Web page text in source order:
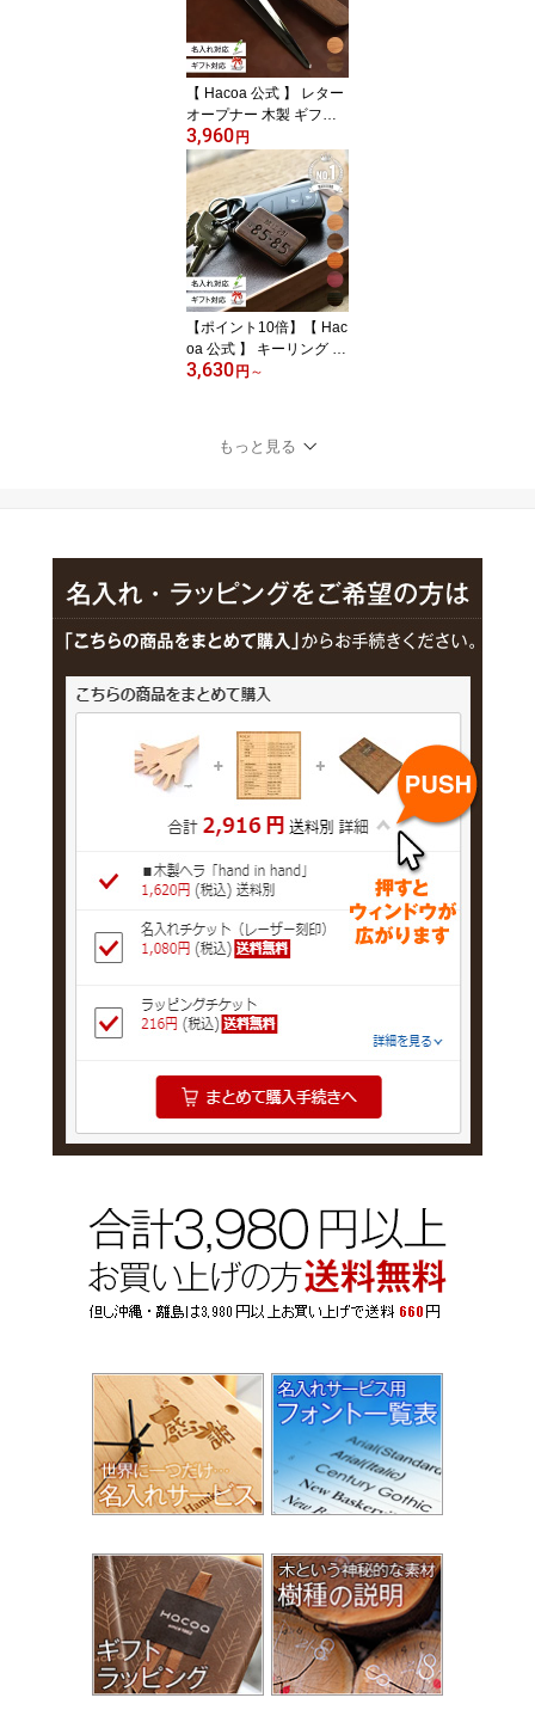
産祝い 開店祝い クリス
マス 退職祝い 送別会 男
性 女性 プレゼント 木香
屋 ハコア ■「Clock Stan
d」
【 Hacoa 公式 】 レター
オープナー 木製 ギフト
名入れ ペーパーナイフ
おしゃれ シンプル 誕生
日 就職祝い 卒業記念品
卒業祝い 開店祝い 母の
日 父の日 クリスマス 退
職祝い 送別会 男性 女性
ノベルティ プレゼント
木香屋 ハコア +LUMBER
■「LETTER OPENER」
3,960 円
【ポイント10倍】【 Hac
oa 公式 】 キーリング ナ
ンバープレート 木製 ギ
木婚式 車 ナンバー 刻印
自動車 バイク 鍵 ノベル
3,630 円 ～
もっと見る